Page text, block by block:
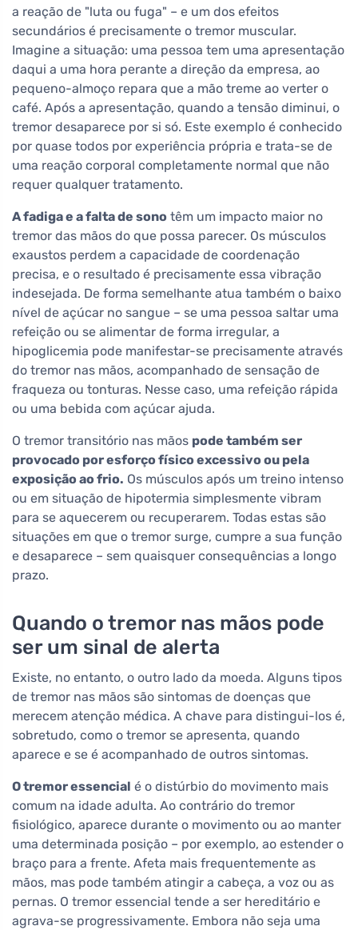
a reação de "luta ou fuga" – e um dos efeitos
secundários é precisamente o tremor muscular.
Imagine a situação: uma pessoa tem uma apresentação
daqui a uma hora perante a direção da empresa, ao
pequeno-almoço repara que a mão treme ao verter o
café. Após a apresentação, quando a tensão diminui, o
tremor desaparece por si só. Este exemplo é conhecido
por quase todos por experiência própria e trata-se de
uma reação corporal completamente normal que não
requer qualquer tratamento.
A fadiga e a falta de sono têm um impacto maior no
tremor das mãos do que possa parecer. Os músculos
exaustos perdem a capacidade de coordenação
precisa, e o resultado é precisamente essa vibração
indesejada. De forma semelhante atua também o baixo
nível de açúcar no sangue – se uma pessoa saltar uma
refeição ou se alimentar de forma irregular, a
hipoglicemia pode manifestar-se precisamente através
do tremor nas mãos, acompanhado de sensação de
fraqueza ou tonturas. Nesse caso, uma refeição rápida
ou uma bebida com açúcar ajuda.
O tremor transitório nas mãos pode também ser
provocado por esforço físico excessivo ou pela
exposição ao frio. Os músculos após um treino intenso
ou em situação de hipotermia simplesmente vibram
para se aquecerem ou recuperarem. Todas estas são
situações em que o tremor surge, cumpre a sua função
e desaparece – sem quaisquer consequências a longo
prazo.
Quando o tremor nas mãos pode
ser um sinal de alerta
Existe, no entanto, o outro lado da moeda. Alguns tipos
de tremor nas mãos são sintomas de doenças que
merecem atenção médica. A chave para distingui-los é,
sobretudo, como o tremor se apresenta, quando
aparece e se é acompanhado de outros sintomas.
O tremor essencial é o distúrbio do movimento mais
comum na idade adulta. Ao contrário do tremor
fisiológico, aparece durante o movimento ou ao manter
uma determinada posição – por exemplo, ao estender o
braço para a frente. Afeta mais frequentemente as
mãos, mas pode também atingir a cabeça, a voz ou as
pernas. O tremor essencial tende a ser hereditário e
agrava-se progressivamente. Embora não seja uma